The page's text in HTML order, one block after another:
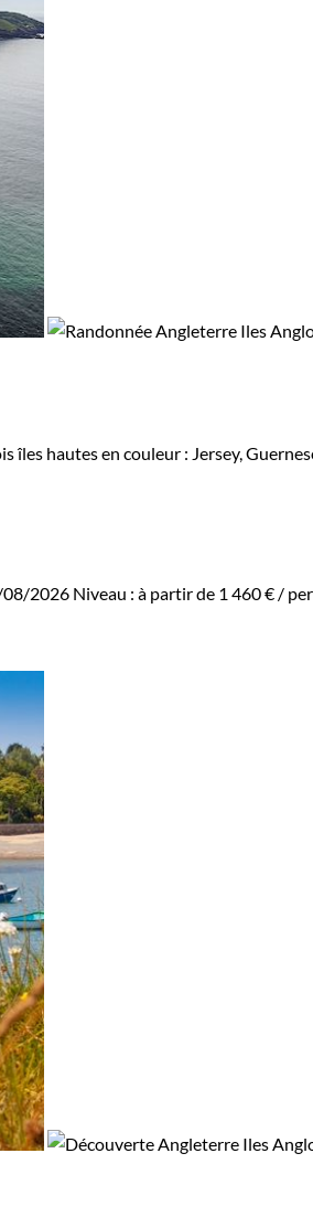
hautes en couleur : Jersey,
08/2026 Niveau : à partir de 1 460 € /